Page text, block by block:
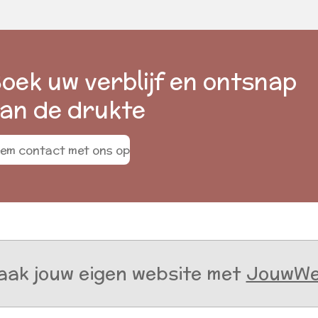
uw verblijf en ontsnap
de drukte
contact met ons op
jouw eigen website met